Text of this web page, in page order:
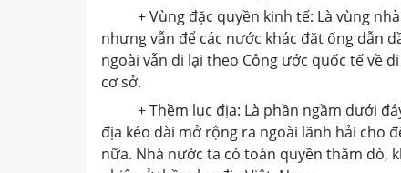
+ Vùng đặc quyền kinh tế: Là vùng
nhưng vẫn để các nước khác đặt ống dẫn
ngoài vẫn đi lại theo Công ước quốc tế về
cơ sở.
+ Thềm lục địa: Là phần ngầm dưới
địa kéo dài mở rộng ra ngoài lãnh hải cho
nữa. Nhà nước ta có toàn quyền thăm dò,